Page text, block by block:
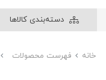
دسته‌بندی کالاها
خانه فهرست محصولات